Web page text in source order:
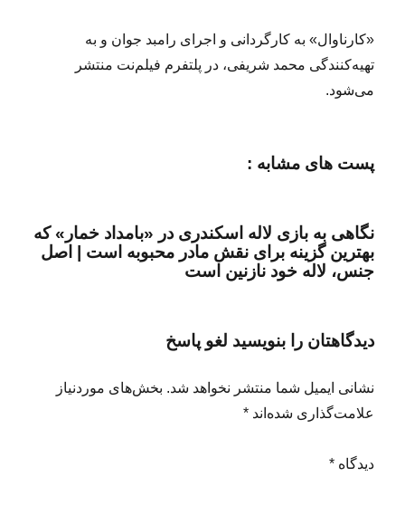
«کارناوال» به کارگردانی و اجرای رامبد جوان و به
تهیه‌کنندگی محمد شریفی، در پلتفرم فیلم‌نت منتشر
می‌شود.
پست های مشابه :
نگاهی به بازی لاله اسکندری در «بامداد خمار» که
بهترین گزینه برای نقش مادر محبوبه است | اصل
جنس، لاله خود نازنین است
دیدگاهتان را بنویسید لغو پاسخ
نشانی ایمیل شما منتشر نخواهد شد. بخش‌های موردنیاز
علامت‌گذاری شده‌اند *
دیدگاه *